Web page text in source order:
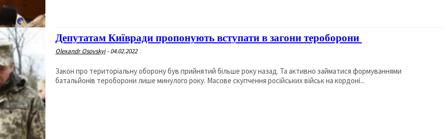
Депутатам Київради пропонують вступати в загони тероборони
Olexandr Osovskyi - 04.02.2022
Закон про територіальну оборону був прийнятий більше року назад. Та активно займатися формуваннями
батальйонів тероборони лише минулого року. Масове скупчення російських військ на кордоні...